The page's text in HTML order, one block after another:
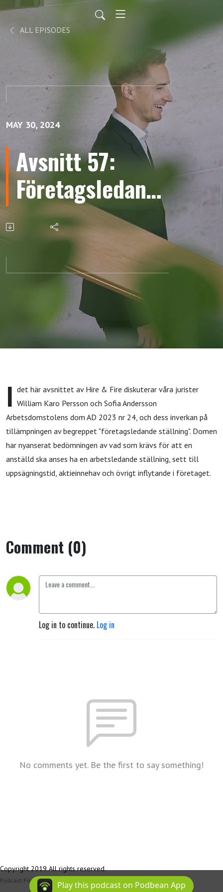
ALL EPISODES
MAY 30, 2024
Avsnitt 57:
Företagsledande
ställning – i
ljuset av ny
praxis
I det här avsnittet av Hire & Fire diskuterar våra jurister
William Karo Persson och Sofia Andersson
Arbetsdomstolens dom AD 2023 nr 24, och dess inverkan på
tillämpningen av begreppet "företagsledande ställning". Domen
har nyanserat bedömningen av vad som krävs för att en
anställd ska anses ha en arbetsledande ställning, sett till
uppsägningstid, aktieinnehav och övrigt inflytande i företaget.
Comment (0)
Log in to continue. Log in
No comments yet. Be the first to say something!
Copyright 2019 All rights reserved.
Podcast Powered By Podbean
Play this podcast on Podbean App